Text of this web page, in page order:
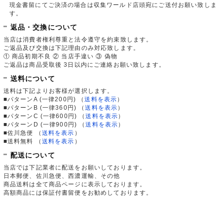
現金書留にてご決済の場合は収集ワールド店頭宛にご送付お願い致しま
す。
返品・交換について
当店は消費者権利尊重と法令遵守を約束致します。
ご返品及び交換は下記理由のみ対応致します。
① 商品初期不良 ② 当店手違い ③ 偽物
ご返品は商品受取後 3日以内にご連絡お願い致します。
送料について
送料は下記よりお客様が選択します。
■パターンA (一律200円)
（送料を表示 ）
■パターンB (一律360円)
（送料を表示 ）
■パターンC (一律600円)
（送料を表示 ）
■パターンD (一律900円)
（送料を表示 ）
■佐川急便
（ 送料を表示 ）
■送料無料
（ 送料を表示 ）
配送について
当店では下記業者に配送をお願いしております。
日本郵便、佐川急便、西濃運輸、その他
商品送料は全て商品ページに表示しております。
高額商品には保証付書留便をお勧めしております。